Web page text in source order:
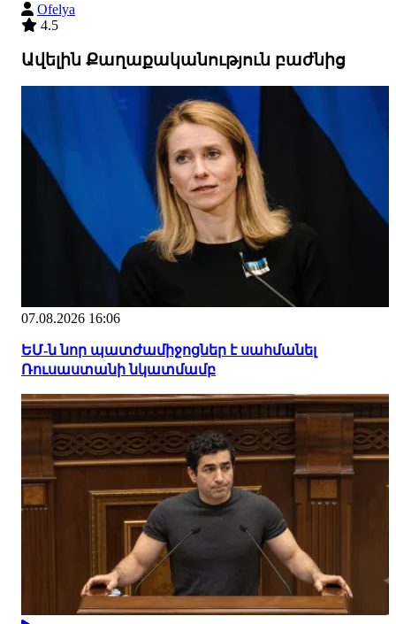
Ofelya
4.5
Ավելին Քաղաքականություն բաժնից
07.08.2026 16:06
ԵՄ-ն նոր պատժամիջոցներ է սահմանել
Ռուսաստանի նկատմամբ